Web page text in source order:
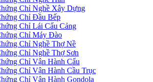
Chỉ Nghề Xây Dựng
Chỉ Đầu Bếp
Chỉ Lái Cẩu Cảng
Chỉ Máy Đào
Chỉ Nghề Thợ Nề
Chỉ Nghề Thợ Sơn
Chỉ Vận Hành Cẩu
Chỉ Vận Hành Cầu Trục
Chỉ Vận Hành Gondola